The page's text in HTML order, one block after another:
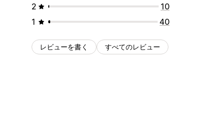
2
10
1
40
レビューを書く すべてのレビュー